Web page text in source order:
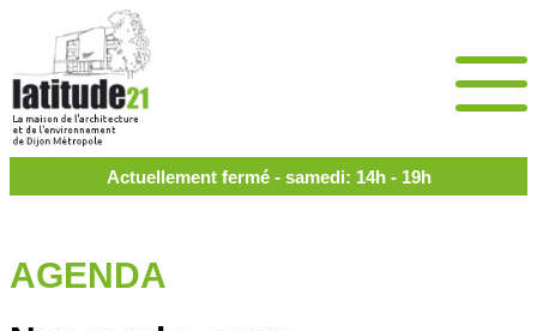
Actuellement fermé - samedi: 14h - 19h
AGENDA